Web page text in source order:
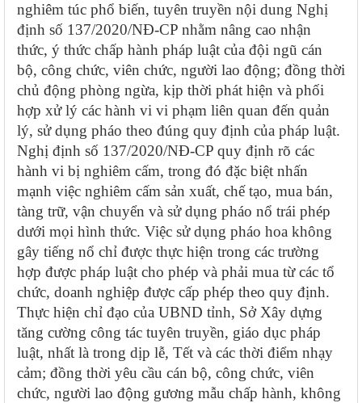
nghiêm túc phổ biến, tuyên truyền nội dung Nghị
định số 137/2020/NĐ-CP nhằm nâng cao nhận
thức, ý thức chấp hành pháp luật của đội ngũ cán
bộ, công chức, viên chức, người lao động; đồng thời
chủ động phòng ngừa, kịp thời phát hiện và phối
hợp xử lý các hành vi vi phạm liên quan đến quản
lý, sử dụng pháo theo đúng quy định của pháp luật.
Nghị định số 137/2020/NĐ-CP quy định rõ các
hành vi bị nghiêm cấm, trong đó đặc biệt nhấn
mạnh việc nghiêm cấm sản xuất, chế tạo, mua bán,
tàng trữ, vận chuyển và sử dụng pháo nổ trái phép
dưới mọi hình thức. Việc sử dụng pháo hoa không
gây tiếng nổ chỉ được thực hiện trong các trường
hợp được pháp luật cho phép và phải mua từ các tổ
chức, doanh nghiệp được cấp phép theo quy định.
Thực hiện chỉ đạo của UBND tỉnh, Sở Xây dựng
tăng cường công tác tuyên truyền, giáo dục pháp
luật, nhất là trong dịp lễ, Tết và các thời điểm nhạy
cảm; đồng thời yêu cầu cán bộ, công chức, viên
chức, người lao động gương mẫu chấp hành, không